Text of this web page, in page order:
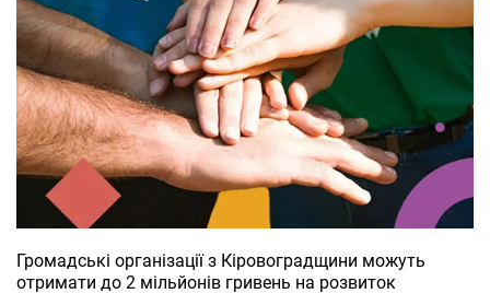
Громадські організації з Кіровоградщини можуть
отримати до 2 мільйонів гривень на розвиток